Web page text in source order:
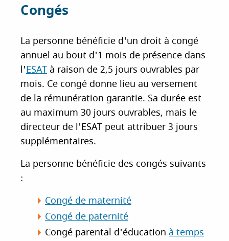
Congés
La personne bénéficie d'un droit à congé
annuel au bout d'1 mois de présence dans
l'ESAT à raison de 2,5 jours ouvrables par
mois. Ce congé donne lieu au versement
de la rémunération garantie. Sa durée est
au maximum 30 jours ouvrables, mais le
directeur de l'ESAT peut attribuer 3 jours
supplémentaires.
La personne bénéficie des congés suivants
:
Congé de maternité
Congé de paternité
Congé parental d'éducation à temps